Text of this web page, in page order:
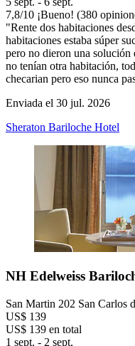
7,8/10 ¡Bueno! (380
"Rente dos habitaciones
habitaciones estaba súper
pero no dieron una solución
no tenían otra habitación,
checarian pero eso nunca
Enviada el 30 jul. 2026
Sheraton Bariloche Hotel
NH Edelweiss
San Martin 202 San Carlos
US$ 139
US$ 139 en total
1 sept. - 2 sept.